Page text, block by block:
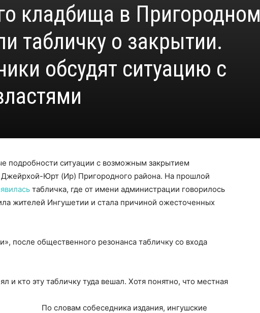
кладбища в Пригородном
табличку о закрытии.
обсудят ситуацию с
подробности ситуации с возможным закрытием
Джейрхой-Юрт (Ир) Пригородного района. На прошлой
табличка, где от имени администрации говорилось
жителей Ингушетии и стала причиной ожесточенных
после общественного резонанса табличку со входа
и кто эту табличку туда вешал. Хотя понятно, что местная
По словам собеседника издания, ингушские